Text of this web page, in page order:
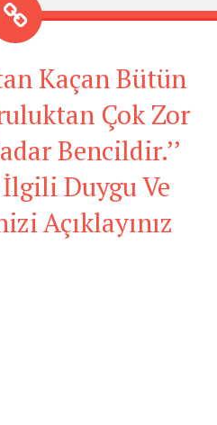
Kaçan Bütün
Çok Zor
Bencildir.’’
Duygu Ve
Açıklayınız